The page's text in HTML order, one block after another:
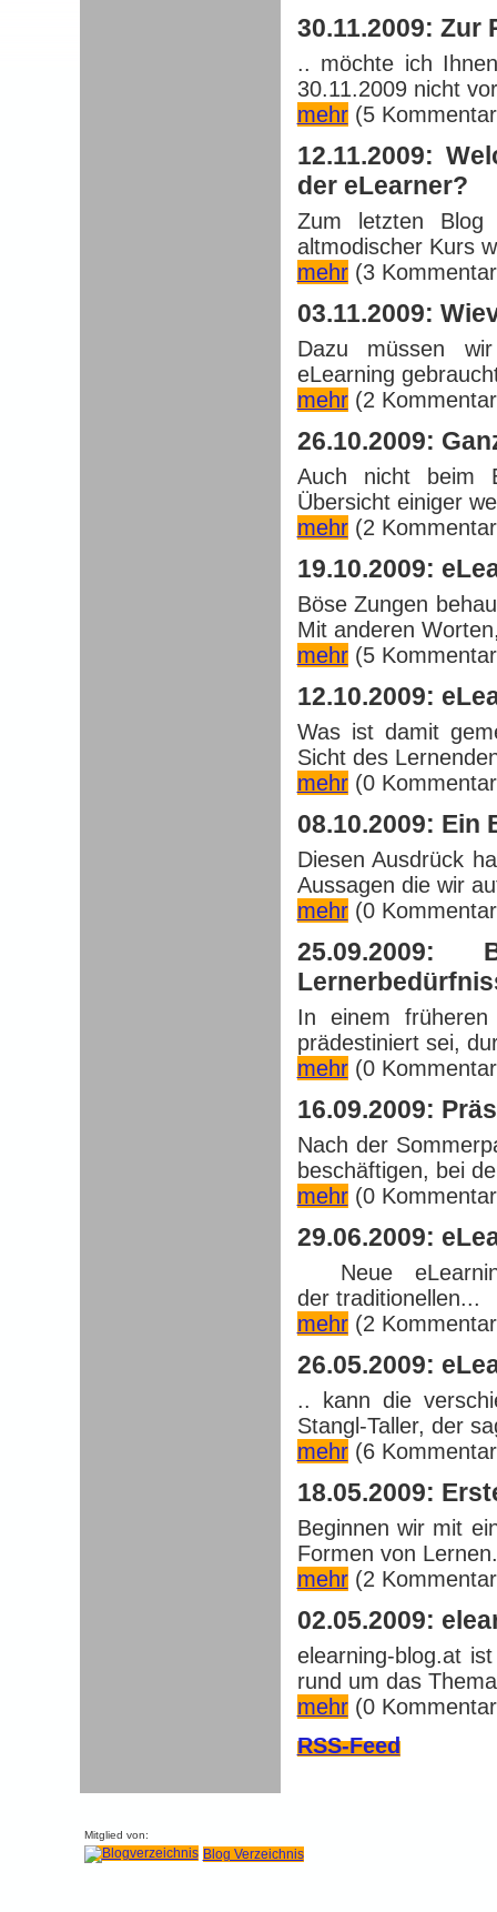
30.11.2009: Zur
.. möchte ich
30.11.2009 nicht
mehr(5
12.11.2009:
der eLearner?
Zum letzten Blog
altmodischer Kurs
mehr(3
03.11.2009:
Dazu müssen
eLearning
mehr(2
26.10.2009:
Auch nicht beim
Übersicht einiger
mehr(2
19.10.2009:
Böse Zungen
Mit anderen
mehr(5
12.10.2009:
Was ist damit
Sicht des
mehr(0
08.10.2009: Ein
Diesen Ausdrück
Aussagen die wir
mehr(0
25.09.2009:
In einem
prädestiniert sei,
mehr(0
16.09.2009:
Nach der
beschäftigen, bei
mehr(0
29.06.2009:
Neue
der traditionellen...
mehr(2
26.05.2009:
.. kann die
Stangl-Taller, der
mehr(6
18.05.2009:
Beginnen wir mit
Formen von
mehr(2
02.05.2009:
elearning-blog.at
rund um das
mehr(0
RSS-Feed
Mitglied von:
Blog Verzeichnis